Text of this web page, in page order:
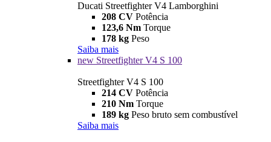
Ducati Streetfighter V4 Lamborghini
208 CV Potência
123,6 Nm Torque
178 kg Peso
Saiba mais
new Streetfighter V4 S 100
Streetfighter V4 S 100
214 CV Potência
210 Nm Torque
189 kg Peso bruto sem combustível
Saiba mais